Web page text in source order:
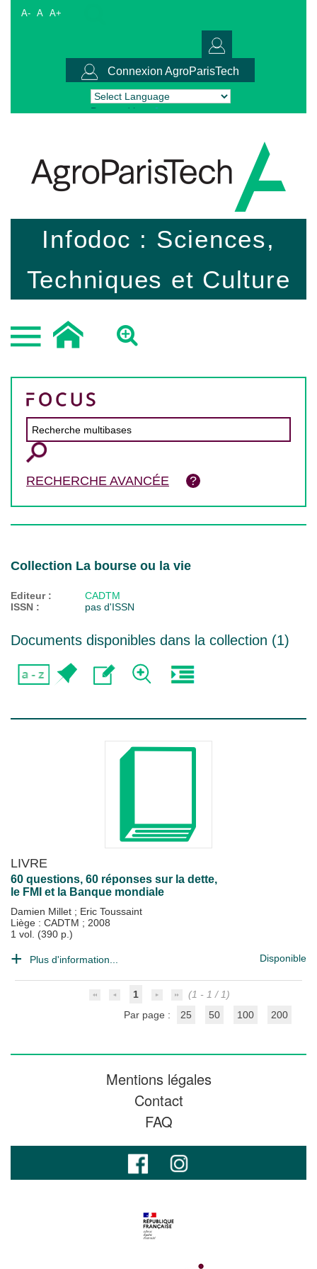
A- A A+
Connexion AgroParisTech
Powered by Translate
Infodoc : Sciences,
Techniques et Culture
RECHERCHE AVANCÉE
Collection La bourse ou la vie
Editeur :
CADTM
ISSN :
pas d'ISSN
Documents disponibles dans la collection (1)
LIVRE
60 questions, 60 réponses sur la dette,
le FMI et la Banque mondiale
Damien Millet ; Eric Toussaint
Liège : CADTM ; 2008
1 vol. (390 p.)
Plus d'information... Disponible
1
(1 - 1 / 1)
Par page :
25 50 100 200
Mentions légales
Contact
FAQ